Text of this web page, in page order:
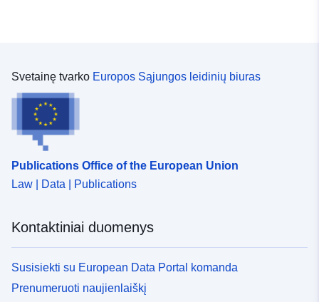
Svetainę tvarko Europos Sąjungos leidinių biuras
Publications Office of the European Union
Law | Data | Publications
Kontaktiniai duomenys
Susisiekti su European Data Portal komanda
Prenumeruoti naujienlaiškį